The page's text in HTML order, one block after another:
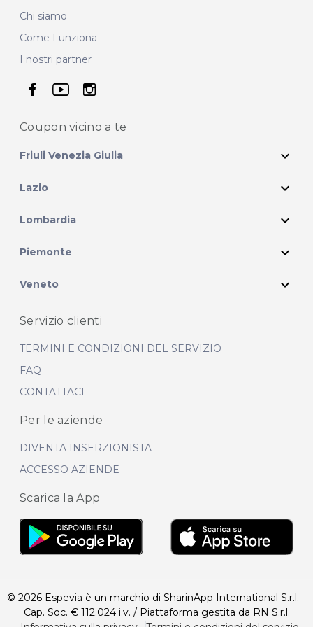
Chi siamo
Come Funziona
I nostri partner
seguici su facebook
seguici su youtube
seguici su instagram
Coupon vicino a te
Friuli Venezia Giulia expand_more
Lazio expand_more
Lombardia expand_more
Piemonte expand_more
Veneto expand_more
Servizio clienti
TERMINI E CONDIZIONI DEL SERVIZIO
FAQ
CONTATTACI
Per le aziende
DIVENTA INSERZIONISTA
ACCESSO AZIENDE
Scarica la App
© 2026 Espevia è un marchio di SharinApp International S.r.l. –
Cap. Soc. € 112.024 i.v. / Piattaforma gestita da RN S.r.l.